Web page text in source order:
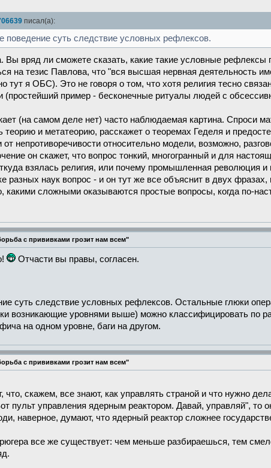
писал(а):
поведение суть следствие условных рефлексов.
Вы вряд ли сможете сказать, какие такие условные
на тезис Павлова, что "вся высшая нервная деятельность
тут я ОБС). Это не говоря о том, что хотя религия тесно
(простейший пример - бесконечные ритуалы людей с
(на самом деле нет) часто наблюдаемая картина. Спроси
теорию и метатеорию, расскажет о теоремах Геделя и
от непротиворечивости относительно модели, возможно,
он скажет, что вопрос тонкий, многогранный и для
взялась религия, или почему промышленная революция
разных наук вопрос - и он тут же все объяснит в двух
какими сложными оказываются простые вопросы, когда по-
с прививками грозит нам всем"
Отчасти вы правы, согласен.
суть следствие условных рефлексов. Остальные глюки
возникающие уровнями выше) можно классифицировать по
на одном уровне, баги на другом.
с прививками грозит нам всем"
что, скажем, все знают, как управлять страной и что нужно
пульт управления ядерным реактором. Давай, управляй", то
наверное, думают, что ядерный реактор сложнее
все же существует: чем меньше разбираешься, тем